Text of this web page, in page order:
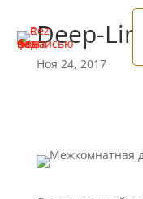
Deep-
Ноя 24, 2017